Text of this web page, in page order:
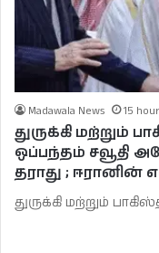
Madawala News 15
துருக்கி மற்றும்
ஒப்பந்தம் சவூதி
தராது ; ஈரானின்
துருக்கி மற்றும்